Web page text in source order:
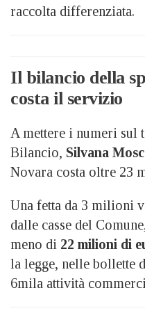
raccolta differenziata.
Il bilancio della
costa il servizio
A mettere i numeri sul
Bilancio, Silvana
Novara costa oltre 23
Una fetta da 3 milioni
dalle casse del
meno di 22 milioni di
la legge, nelle bollette
6mila attività